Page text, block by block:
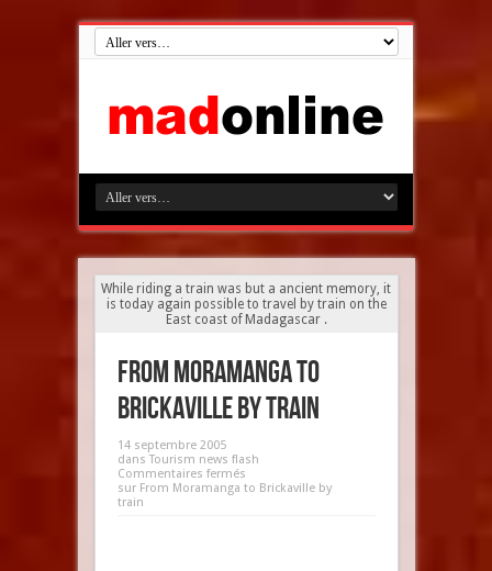
While riding a train was but a ancient memory, it
is today again possible to travel by train on the
East coast of Madagascar .
From Moramanga to
Brickaville by train
14 septembre 2005
dansTourism news flash
Commentaires fermés
sur From Moramanga to Brickaville by
train